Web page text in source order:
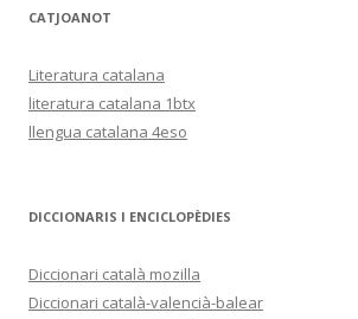
CATJOANOT
Literatura catalana
literatura catalana 1btx
llengua catalana 4eso
DICCIONARIS I ENCICLOPÈDIES
Diccionari català mozilla
Diccionari català-valencià-balear